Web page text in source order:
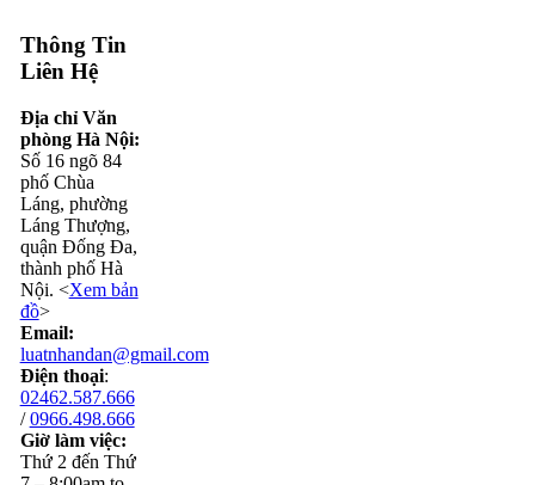
Thông Tin
Liên Hệ
Địa chỉ Văn
phòng Hà Nội:
Số 16 ngõ 84
phố Chùa
Láng, phường
Láng Thượng,
quận Đống Đa,
thành phố Hà
Nội. <Xem bản
đồ>
Email:
luatnhandan@gmail.com
Điện thoại:
02462.587.666
/0966.498.666
Giờ làm việc:
Thứ 2 đến Thứ